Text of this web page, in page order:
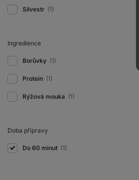
Silvestr (1)
Ingredience
Borůvky (1)
Protein (1)
Rýžová mouka (1)
Doba přípravy
Do 60 minut (1)